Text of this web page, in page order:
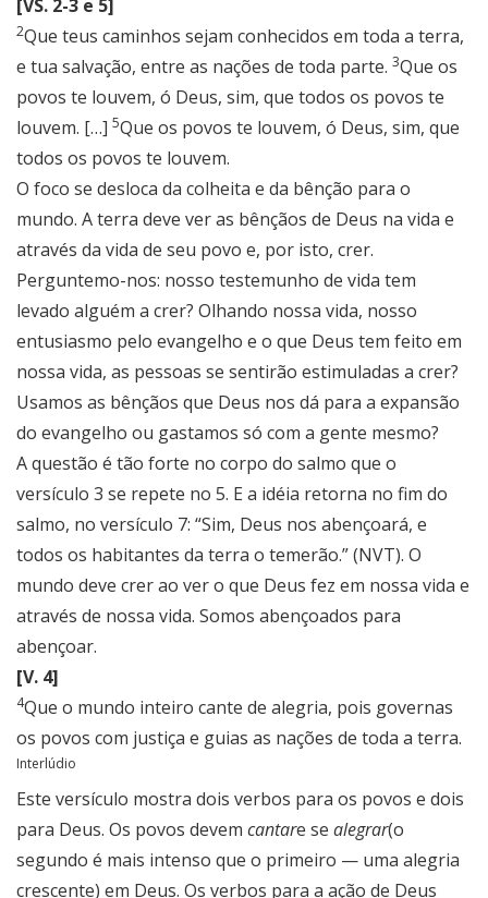
[VS. 2-3 e 5]
2Que teus caminhos sejam conhecidos em toda a terra,
e tua salvação, entre as nações de toda parte. 3Que os
povos te louvem, ó Deus, sim, que todos os povos te
louvem. […] 5Que os povos te louvem, ó Deus, sim, que
todos os povos te louvem.
O foco se desloca da colheita e da bênção para o
mundo. A terra deve ver as bênçãos de Deus na vida e
através da vida de seu povo e, por isto, crer.
Perguntemo-nos: nosso testemunho de vida tem
levado alguém a crer? Olhando nossa vida, nosso
entusiasmo pelo evangelho e o que Deus tem feito em
nossa vida, as pessoas se sentirão estimuladas a crer?
Usamos as bênçãos que Deus nos dá para a expansão
do evangelho ou gastamos só com a gente mesmo?
A questão é tão forte no corpo do salmo que o
versículo 3 se repete no 5. E a idéia retorna no fim do
salmo, no versículo 7: “Sim, Deus nos abençoará, e
todos os habitantes da terra o temerão.” (NVT). O
mundo deve crer ao ver o que Deus fez em nossa vida e
através de nossa vida. Somos abençoados para
abençoar.
[V. 4]
4Que o mundo inteiro cante de alegria, pois governas
os povos com justiça e guias as nações de toda a terra.
Interlúdio
Este versículo mostra dois verbos para os povos e dois
para Deus. Os povos devem cantare se alegrar(o
segundo é mais intenso que o primeiro — uma alegria
crescente) em Deus. Os verbos para a ação de Deus